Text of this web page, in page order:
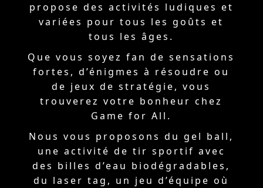
propose des activités ludiques et
variées pour tous les goûts et
tous les âges.
Que vous soyez fan de sensations
fortes, d’énigmes à résoudre ou
de jeux de stratégie, vous
trouverez votre bonheur chez
Game for All.
Nous vous proposons du gel ball,
une activité de tir sportif avec
des billes d’eau biodégradables,
du laser tag, un jeu d’équipe où